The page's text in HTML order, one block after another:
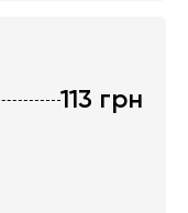
113 грн